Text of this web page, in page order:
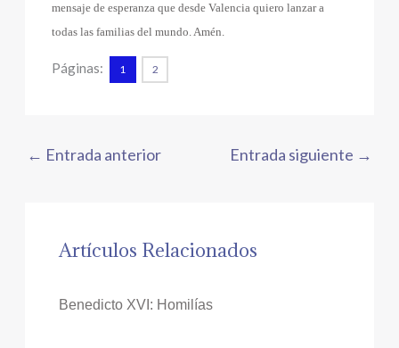
mensaje de esperanza que desde Valencia quiero lanzar a
todas las familias del mundo. Amén.
Páginas: 1 2
← Entrada anterior Entrada siguiente →
Artículos Relacionados
Benedicto XVI: Homilías